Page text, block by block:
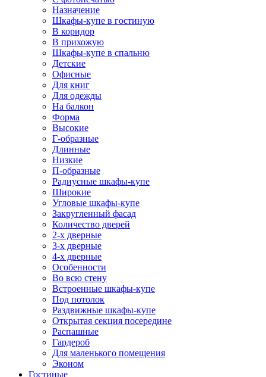
Назначение
Шкафы-купе в гостиную
В коридор
В прихожую
Шкафы-купе в спальню
Детские
Офисные
Для книг
Для одежды
На балкон
Форма
Высокие
Г-образные
Длинные
Низкие
П-образные
Радиусные шкафы-купе
Широкие
Угловые шкафы-купе
Закругленный фасад
Количество дверей
2-х дверные
3-х дверные
4-х дверные
Особенности
Во всю стену
Встроенные шкафы-купе
Под потолок
Раздвижные шкафы-купе
Открытая секция посередине
Распашные
Гардероб
Для маленького помещения
Эконом
Гостиные